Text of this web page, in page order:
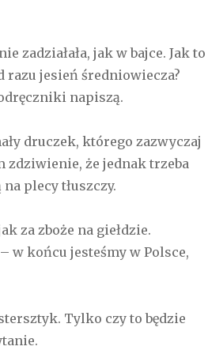
zadziałała, jak w bajce. Jak to
razu jesień średniowiecza?
napiszą.
druczek, którego zazwyczaj
zdziwienie, że jednak trzeba
plecy tłuszczy.
za zboże na giełdzie.
w końcu jesteśmy w Polsce,
Tylko czy to będzie